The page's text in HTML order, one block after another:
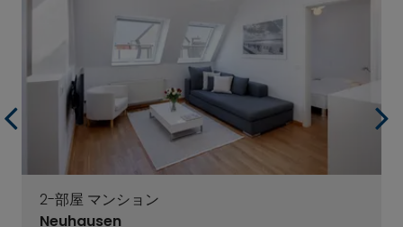
2-部屋 マンション
Neuhausen